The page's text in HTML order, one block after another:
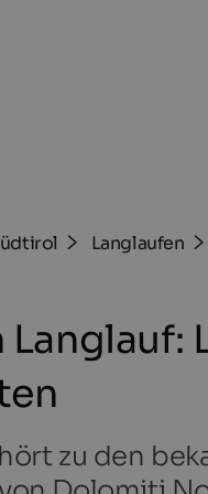
Langlaufen
Langlauf:
zu den